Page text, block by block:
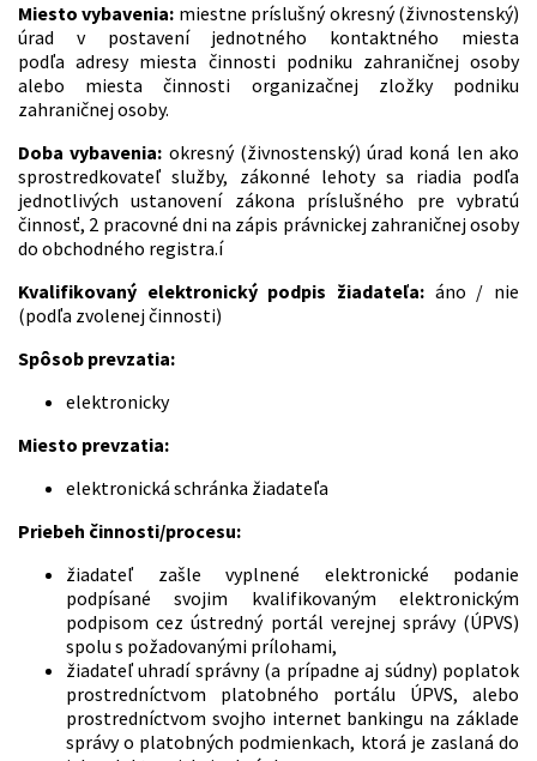
Miesto vybavenia: miestne príslušný okresný (živnostenský)
úrad v postavení jednotného kontaktného miesta
podľa adresy miesta činnosti podniku zahraničnej osoby
alebo miesta činnosti organizačnej zložky podniku
zahraničnej osoby.
Doba vybavenia: okresný (živnostenský) úrad koná len ako
sprostredkovateľ služby, zákonné lehoty sa riadia podľa
jednotlivých ustanovení zákona príslušného pre vybratú
činnosť, 2 pracovné dni na zápis právnickej zahraničnej osoby
do obchodného registra.í
Kvalifikovaný elektronický podpis žiadateľa: áno / nie
(podľa zvolenej činnosti)
Spôsob prevzatia:
elektronicky
Miesto prevzatia:
elektronická schránka žiadateľa
Priebeh činnosti/procesu:
žiadateľ zašle vyplnené elektronické podanie
podpísané svojim kvalifikovaným elektronickým
podpisom cez ústredný portál verejnej správy (ÚPVS)
spolu s požadovanými prílohami,
žiadateľ uhradí správny (a prípadne aj súdny) poplatok
prostredníctvom platobného portálu ÚPVS, alebo
prostredníctvom svojho internet bankingu na základe
správy o platobných podmienkach, ktorá je zaslaná do